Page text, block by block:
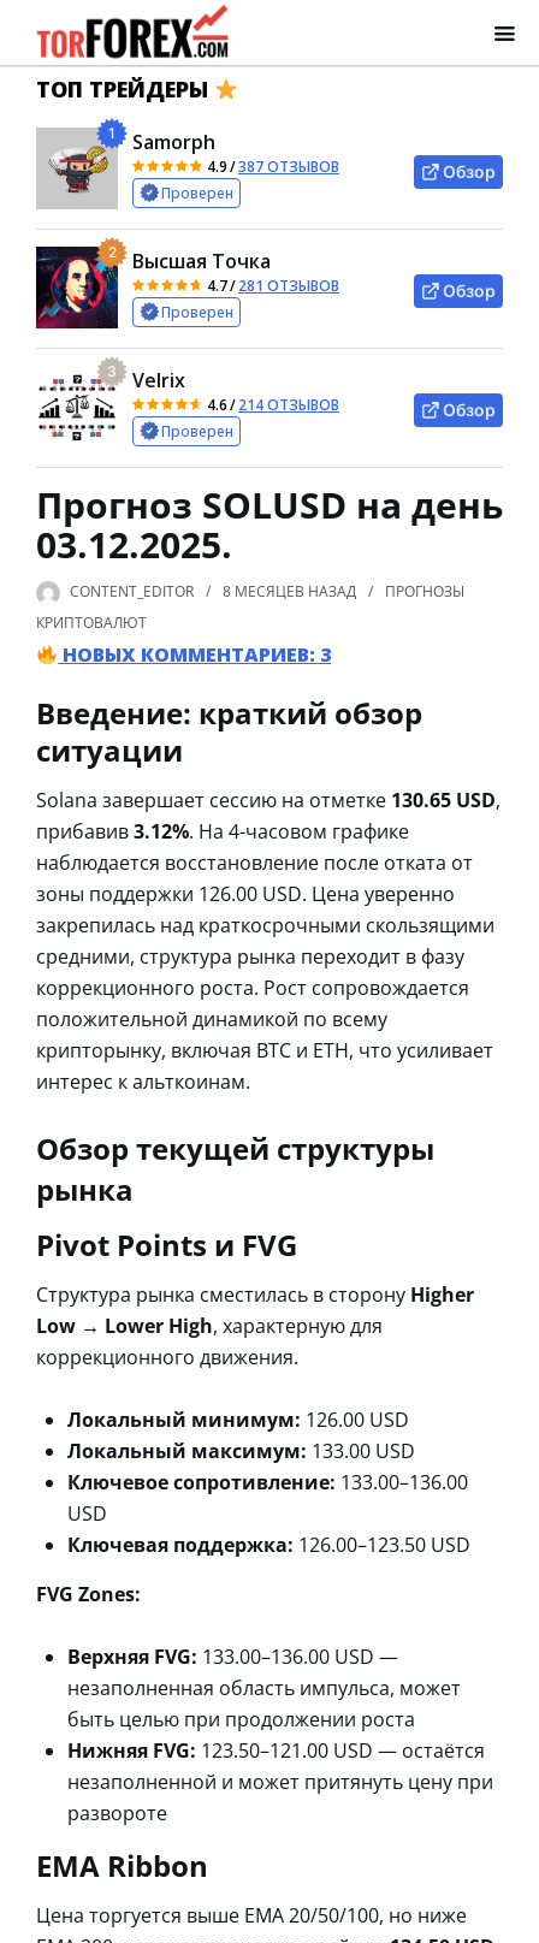
ТОП ТРЕЙДЕРЫ
1 Samorph
4.9/387 ОТЗЫВОВ
Проверен
Обзор
2 Высшая Точка
4.7/281 ОТЗЫВОВ
Проверен
Обзор
3 Velrix
4.6/214 ОТЗЫВОВ
Проверен
Обзор
Прогноз SOLUSD на день
03.12.2025.
CONTENT_EDITOR 8 МЕСЯЦЕВ НАЗАД
ПРОГНОЗЫ
КРИПТОВАЛЮТ
НОВЫХ КОММЕНТАРИЕВ: 3
Введение: краткий обзор
ситуации
Solana завершает сессию на отметке 130.65 USD,
прибавив3.12%. На 4-часовом графике
наблюдается восстановление после отката от
зоны поддержки 126.00 USD. Цена уверенно
закрепилась над краткосрочными скользящими
средними, структура рынка переходит в фазу
коррекционного роста. Рост сопровождается
положительной динамикой по всему
крипторынку, включая BTC и ETH, что усиливает
интерес к альткоинам.
Обзор текущей структуры
рынка
Pivot Points и FVG
Структура рынка сместилась в сторону Higher
Low → Lower High, характерную для
коррекционного движения.
Локальный минимум: 126.00 USD
Локальный максимум: 133.00 USD
Ключевое сопротивление: 133.00–136.00
USD
Ключевая поддержка: 126.00–123.50 USD
FVG Zones:
Верхняя FVG: 133.00–136.00 USD —
незаполненная область импульса, может
быть целью при продолжении роста
Нижняя FVG: 123.50–121.00 USD — остаётся
незаполненной и может притянуть цену при
развороте
EMA Ribbon
Цена торгуется выше EMA 20/50/100, но ниже